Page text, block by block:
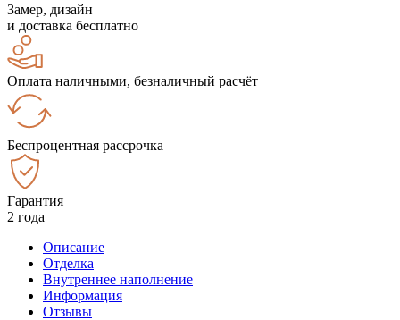
Замер, дизайн
и доставка бесплатно
Оплата наличными, безналичный расчёт
Беспроцентная рассрочка
Гарантия
2 года
Описание
Отделка
Внутреннее наполнение
Информация
Отзывы